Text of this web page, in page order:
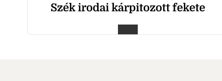
Szék irodai kárpitozott fekete